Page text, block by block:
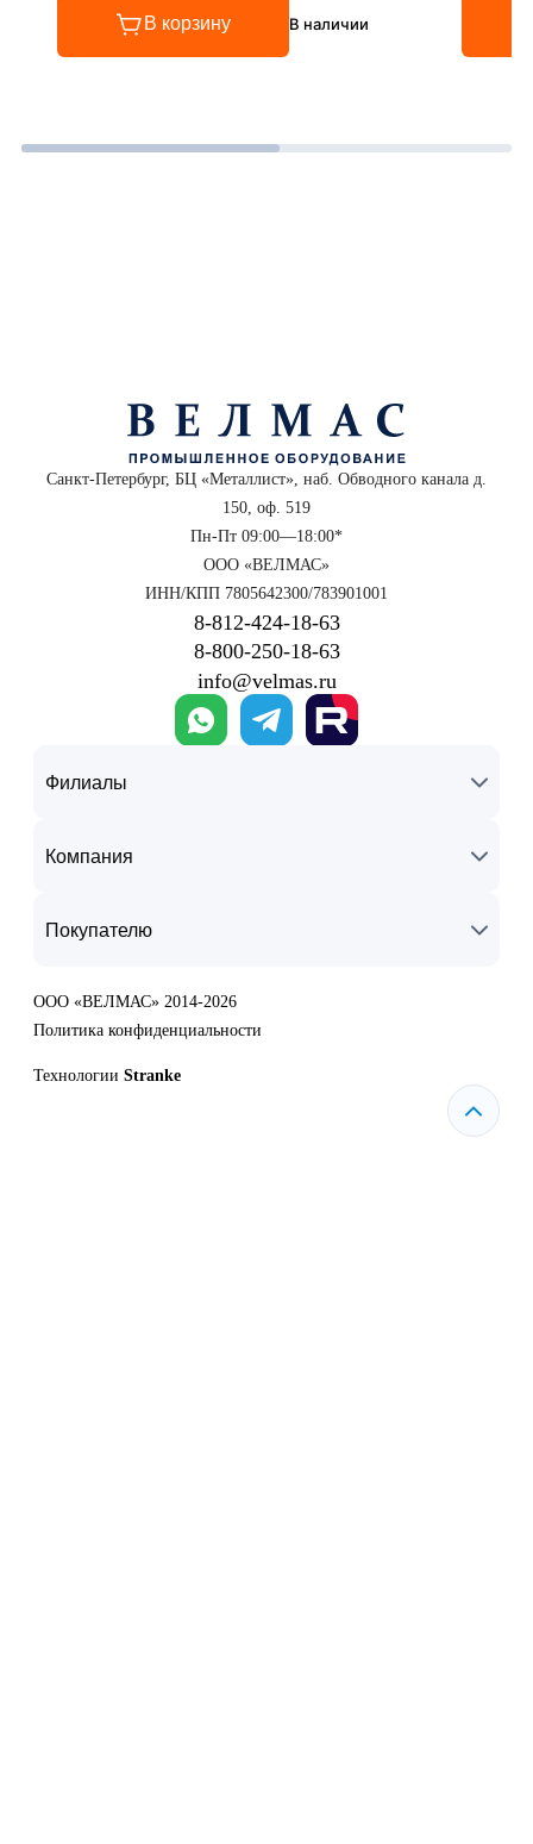
В корзину В наличии
Санкт-Петербург, БЦ «Металлист», наб. Обводного канала д.
150, оф. 519
Пн-Пт 09:00—18:00*
ООО «ВЕЛМАС»
ИНН/КПП 7805642300/783901001
8‑812‑424‑18‑63
8‑800‑250‑18‑63
info@velmas.ru
Филиалы
Компания
Покупателю
ООО «ВЕЛМАС» 2014-2026
Политика конфиденциальности
Технологии Stranke